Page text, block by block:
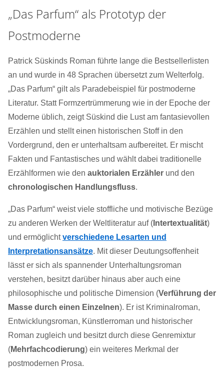
„Das Parfum“ als Prototyp der
Postmoderne
Patrick Süskinds Roman führte lange die Bestsellerlisten
an und wurde in 48 Sprachen übersetzt zum Welterfolg.
„Das Parfum“ gilt als Paradebeispiel für postmoderne
Literatur. Statt Formzertrümmerung wie in der Epoche der
Moderne üblich, zeigt Süskind die Lust am fantasievollen
Erzählen und stellt einen historischen Stoff in den
Vordergrund, den er unterhaltsam aufbereitet. Er mischt
Fakten und Fantastisches und wählt dabei traditionelle
Erzählformen wie den auktorialen Erzähler und den
chronologischen Handlungsfluss.
„Das Parfum“ weist viele stoffliche und motivische Bezüge
zu anderen Werken der Weltliteratur auf ( Intertextualität)
und ermöglichtverschiedene Lesarten und
Interpretationsansätze. Mit dieser Deutungsoffenheit
lässt er sich als spannender Unterhaltungsroman
verstehen, besitzt darüber hinaus aber auch eine
philosophische und politische Dimension (Verführung der
Masse durch einen Einzelnen). Er ist Kriminalroman,
Entwicklungsroman, Künstlerroman und historischer
Roman zugleich und besitzt durch diese Genremixtur
(Mehrfachcodierung) ein weiteres Merkmal der
postmodernen Prosa.